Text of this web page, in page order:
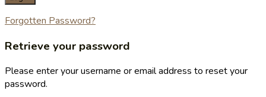
Forgotten Password?
Retrieve your password
Please enter your username or email address to reset your
password.